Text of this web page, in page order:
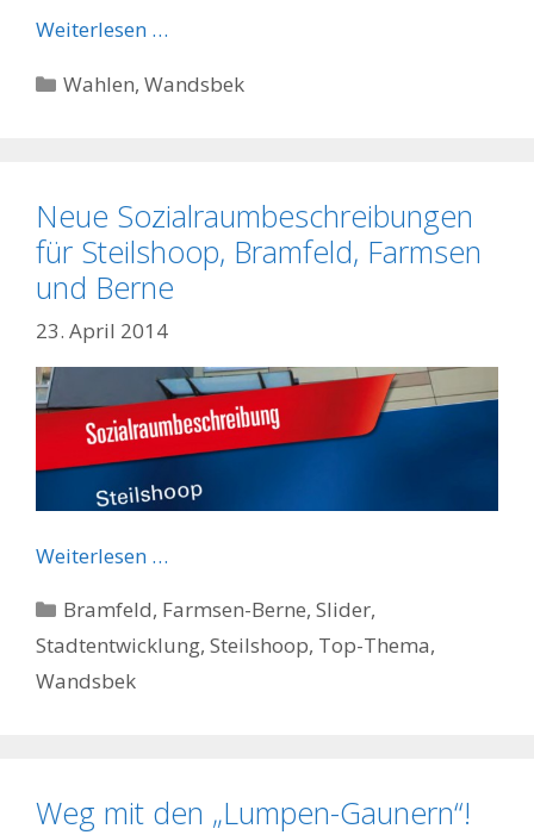
Weiterlesen …
Kategorien
Wahlen,Wandsbek
Neue Sozialraumbeschreibungen
für Steilshoop, Bramfeld, Farmsen
und Berne
23. April 2014
Weiterlesen …
Kategorien
Bramfeld, Farmsen-Berne,Slider,
Stadtentwicklung, Steilshoop, Top-Thema,
Wandsbek
Weg mit den „Lumpen-Gaunern“!